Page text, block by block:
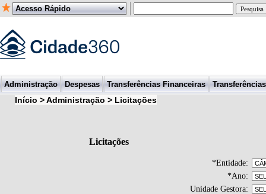
Administração Despesas Transferências Financeiras
Início > Administração > Licitações
Licitações
*Entidade:
*Ano:
Unidade Gestora: